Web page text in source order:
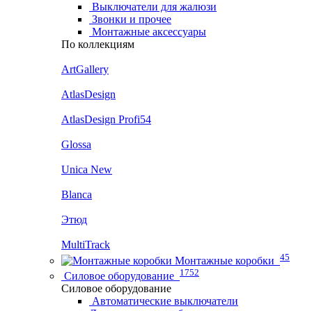
Выключатели для жалюзи
Звонки и прочее
Монтажные аксессуары
По коллекциям
ArtGallery
AtlasDesign
AtlasDesign Profi54
Glossa
Unica New
Blanca
Этюд
MultiTrack
Монтажные коробки 45
Силовое оборудование 1752
Силовое оборудование
Автоматические выключатели